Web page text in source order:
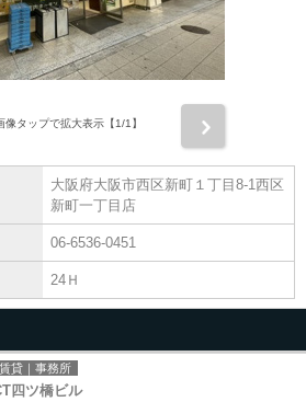
像タップで拡大表示【1/1】
大阪府大阪市西区新町１丁目8-1西区
新町一丁目店
06-6536-0451
24Ｈ
賃貸｜事務所
四ツ橋ビル